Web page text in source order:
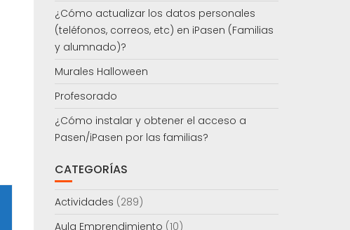
¿Cómo actualizar los datos personales
(teléfonos, correos, etc) en iPasen (Familias
y alumnado)?
Murales Halloween
Profesorado
¿Cómo instalar y obtener el acceso a
Pasen/iPasen por las familias?
CATEGORÍAS
Actividades (289)
Aula Emprendimiento (10)